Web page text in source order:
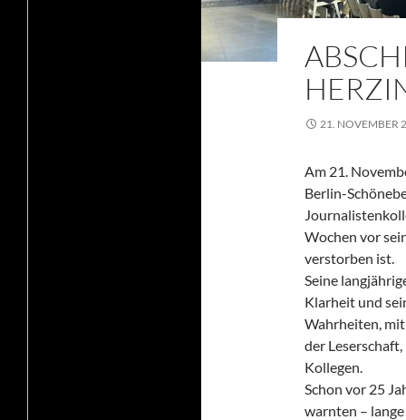
21. NOVEMBER
Am 21.
Berlin-
Wochen vor
verstorben ist.
Seine
Klarheit und
Wahrheiten,
der
Kollegen.
Schon vor 25
warnten –